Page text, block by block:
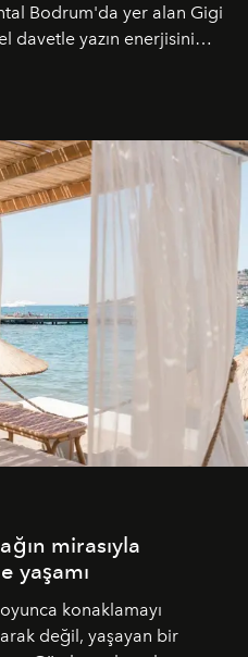
Bodrum'da yer alan Gigi
davetle yazın enerjisini
mirasıyla
yaşamı
konaklamayı
değil, yaşayan bir